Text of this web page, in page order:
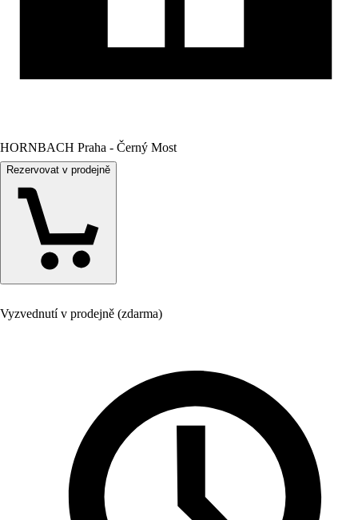
HORNBACH Praha - Černý Most
Rezervovat v prodejně
Vyzvednutí v prodejně (zdarma)